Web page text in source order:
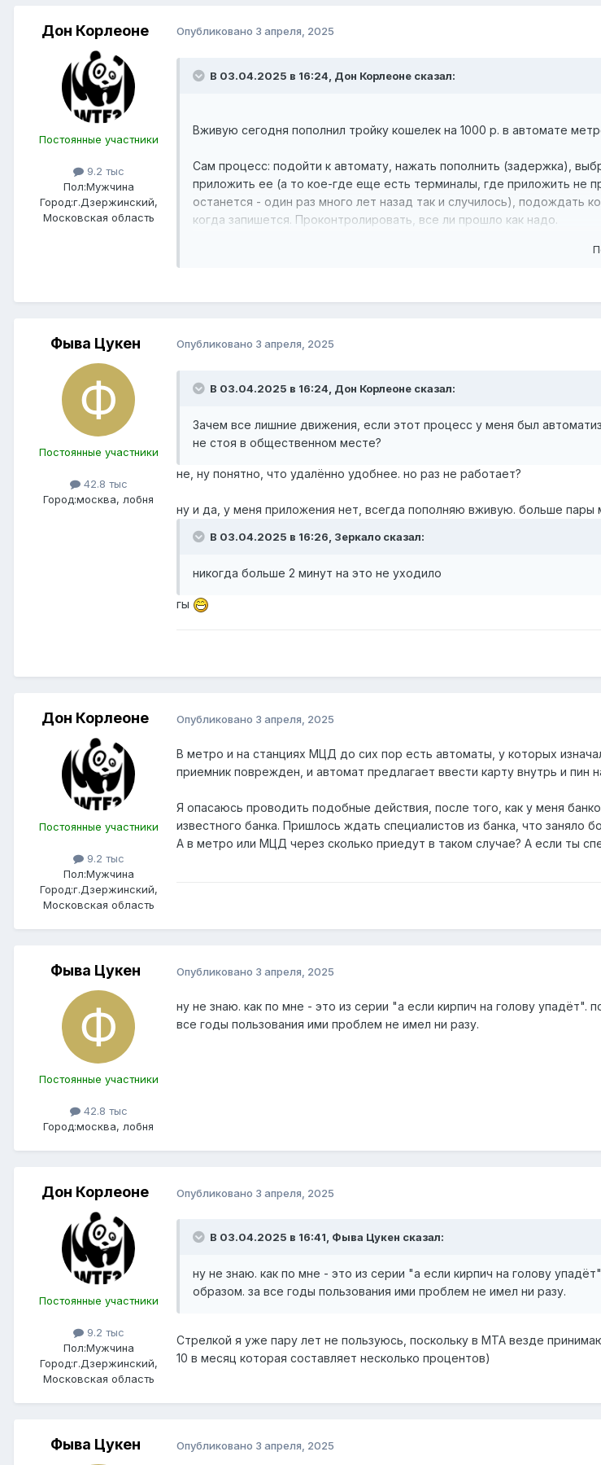
Дон Корлеоне
Постоянные участники
9.2 тыс
Пол:Мужчина
Город:г.Дзержинский,
Московская область
Опубликовано 3 апреля, 2025
В 03.04.2025 в 16:24, Дон Корлеоне сказал:
Вживую сегодня пополнил тройку кошелек на 1000 р. в автомате
Сам процесс: подойти к автомату, нажать пополнить (задержка),
приложить ее (а то кое-где еще есть терминалы, где приложить не
останется - один раз много лет назад так и случилось), подождать
когда запишется. Проконтролировать, все ли прошло как надо.
Зачем все лишние движения, если этот процесс у меня был
Фыва Цукен
Постоянные участники
42.8 тыс
Город:москва, лобня
Опубликовано 3 апреля, 2025
В 03.04.2025 в 16:24, Дон Корлеоне сказал:
Зачем все лишние движения, если этот процесс у меня был
не стоя в общественном месте?
не, ну понятно, что удалённо удобнее. но раз не работает?
ну и да, у меня приложения нет, всегда пополняю вживую. больше пары
В 03.04.2025 в 16:26, Зеркало сказал:
никогда больше 2 минут на это не уходило
гы
Дон Корлеоне
Постоянные участники
9.2 тыс
Пол:Мужчина
Город:г.Дзержинский,
Московская область
Опубликовано 3 апреля, 2025
В метро и на станциях МЦД до сих пор есть автоматы, у которых
приемник поврежден, и автомат предлагает ввести карту внутрь и пин
Я опасаюсь проводить подобные действия, после того, как у меня
известного банка. Пришлось ждать специалистов из банка, что заняло
А в метро или МЦД через сколько приедут в таком случае? А если ты
Фыва Цукен
Постоянные участники
42.8 тыс
Город:москва, лобня
Опубликовано 3 апреля, 2025
ну не знаю. как по мне - это из серии "а если кирпич на голову упадёт".
все годы пользования ими проблем не имел ни разу.
Дон Корлеоне
Постоянные участники
9.2 тыс
Пол:Мужчина
Город:г.Дзержинский,
Московская область
Опубликовано 3 апреля, 2025
В 03.04.2025 в 16:41, Фыва Цукен сказал:
ну не знаю. как по мне - это из серии "а если кирпич на голову
образом. за все годы пользования ими проблем не имел ни разу.
Стрелкой я уже пару лет не пользуюсь, поскольку в МТА везде
10 в месяц которая составляет несколько процентов)
Фыва Цукен Опубликовано 3 апреля, 2025